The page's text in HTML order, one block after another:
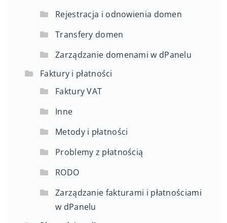
Rejestracja i odnowienia domen
Transfery domen
Zarządzanie domenami w dPanelu
Faktury i płatności
Faktury VAT
Inne
Metody i płatności
Problemy z płatnością
RODO
Zarządzanie fakturami i płatnościami
w dPanelu